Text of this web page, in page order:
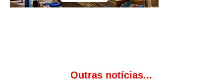
Outras notícias...